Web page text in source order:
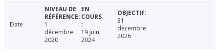
Date
1
décembre
2020
19 juin
2024
31
décembre
2026